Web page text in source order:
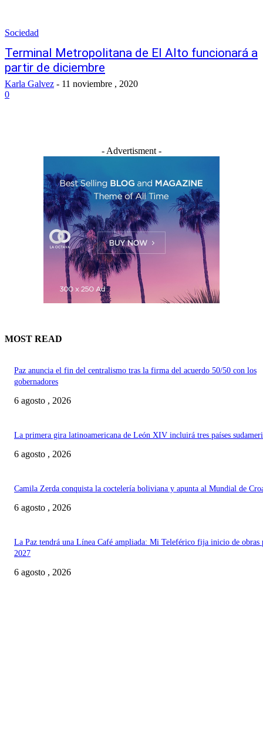
Sociedad
Terminal Metropolitana de El Alto funcionará a
partir de diciembre
Karla Galvez - 11 noviembre , 2020
0
- Advertisment -
MOST READ
Paz anuncia el fin del centralismo tras la firma del acuerdo 50/50 con los
gobernadores
6 agosto , 2026
La primera gira latinoamericana de León XIV incluirá tres países
6 agosto , 2026
Camila Zerda conquista la coctelería boliviana y apunta al Mundial de
6 agosto , 2026
La Paz tendrá una Línea Café ampliada: Mi Teleférico fija inicio de obras
2027
6 agosto , 2026